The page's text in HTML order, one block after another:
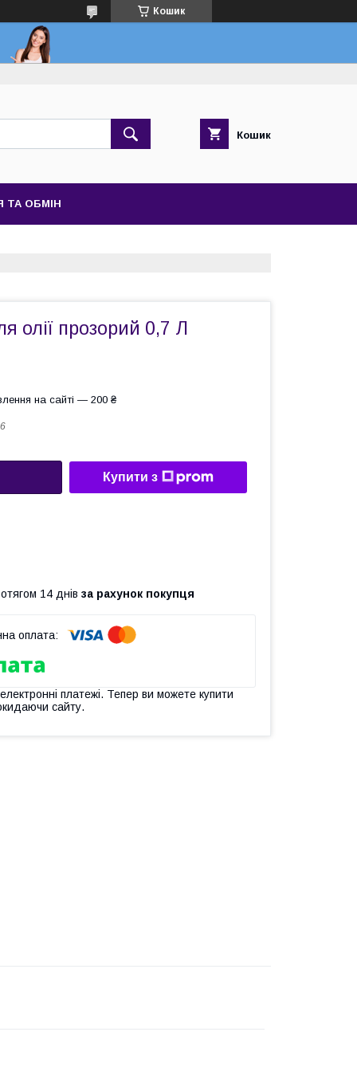
Кошик
Кошик
ТА ОБМІН
олії прозорий 0,7 Л
на сайті — 200 ₴
Купити з
14 днів за рахунок покупця
платежі. Тепер ви можете купити
сайту.